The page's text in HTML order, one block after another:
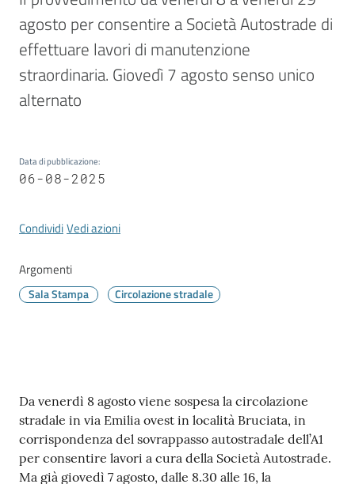
Argomenti
Seguici
su
agosto per consentire a Società Autostrade di
effettuare lavori di manutenzione
straordinaria. Giovedì 7 agosto senso unico
alternato
Data di pubblicazione:
06-08-2025
CondividiVedi azioni
Argomenti
Sala Stampa Circolazione stradale
Contenuto
Da venerdì 8 agosto viene sospesa la circolazione
stradale in via Emilia ovest in località Bruciata, in
corrispondenza del sovrappasso autostradale dell’A1
per consentire lavori a cura della Società Autostrade.
Ma già giovedì 7 agosto, dalle 8.30 alle 16, la